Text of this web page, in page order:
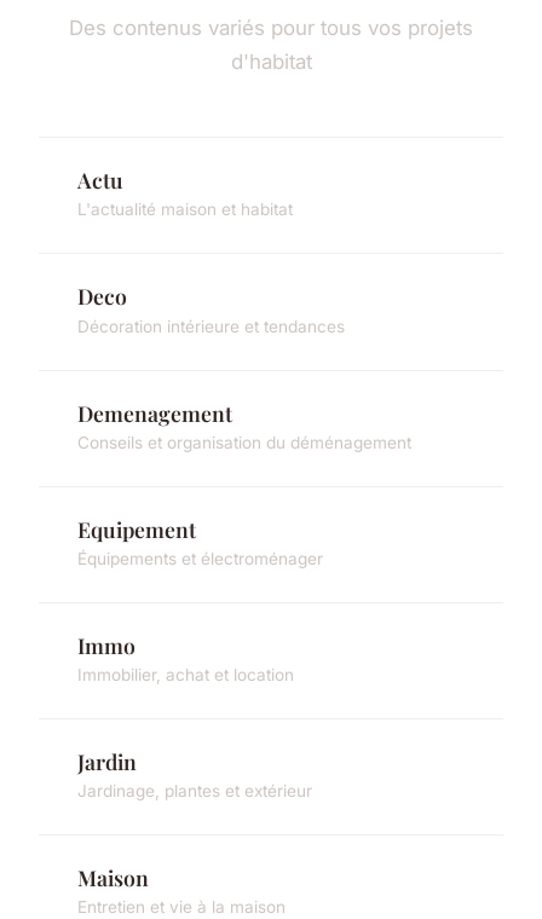
Des contenus variés pour tous vos projets
d'habitat
Actu
L'actualité maison et habitat
Deco
Décoration intérieure et tendances
Demenagement
Conseils et organisation du déménagement
Equipement
Équipements et électroménager
Immo
Immobilier, achat et location
Jardin
Jardinage, plantes et extérieur
Maison
Entretien et vie à la maison